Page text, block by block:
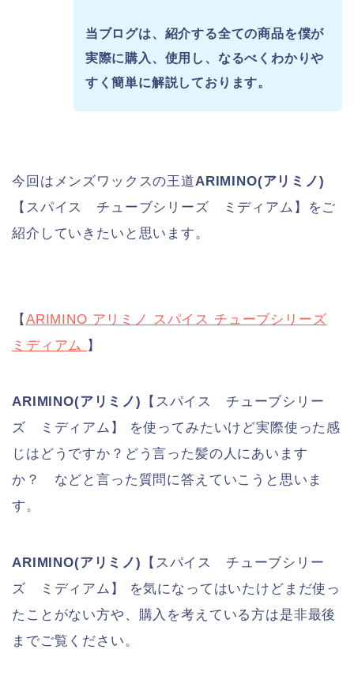
当ブログは、紹介する全ての商品を僕が
実際に購入、使用し、 なるべくわかりや
すく簡単に解説しております。
今回はメンズワックスの王道ARIMINO(アリミノ)
【スパイス チューブシリーズ ミディアム】をご
紹介していきたいと思います。
【 ARIMINO アリミノ スパイス チューブシリーズ
ミディアム
】
ARIMINO(アリミノ)
【スパイス チューブシリー
ズ ミディアム】 を使ってみたいけど実際使った感
じはどうですか？どう言った髪の人にあいます
か？ などと言った質問に答えていこうと思いま
す。
ARIMINO(アリミノ)
【スパイス チューブシリー
ズ ミディアム】 を気になってはいたけどまだ使っ
たことがない方や、購入を考えている方は是非最後
までご覧ください。